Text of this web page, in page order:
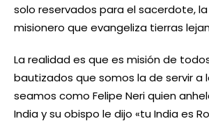
solo reservados para el sacerdote,
misionero que evangeliza tierras
La realidad es que es misión de
bautizados que somos la de servir a
seamos como Felipe Neri quien
India y su obispo le dijo «tu India es